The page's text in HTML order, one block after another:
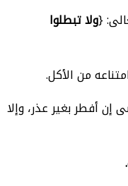
{ولا تبطلوا
من الأكل.
أفطر بغير عذر، وإلا